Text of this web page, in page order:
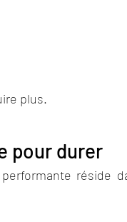
plus.
pour durer
réside